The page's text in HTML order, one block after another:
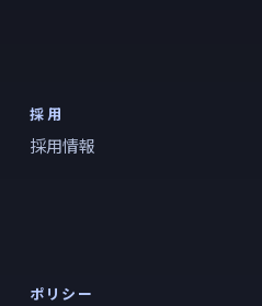
採用
採用情報
ポリシー